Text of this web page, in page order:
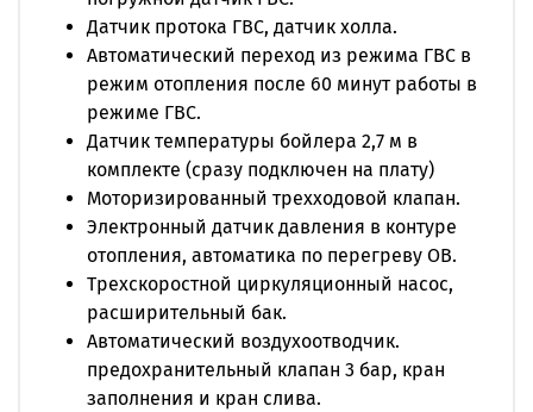
функция "Зима-Лето".
Защита от понижения давления отопительной
воды – электронная (котел будет остановлен при
падении давления теплоносителя до 0,5 бар),
защита от повышения давления отопительной
воды – механическая (предохранительно-
сбросной клапан 3 бар).
Датчик протока ГВС, датчик холла.
Автоматический переход из режима ГВС в
режим отопления после 60 минут работы в
режиме ГВС.
Датчик температуры бойлера 2,7 м в
комплекте (сразу подключен на плату)
Моторизированный трехходовой клапан.
Электронный датчик давления в контуре
отопления, автоматика по перегреву ОВ.
Трехскоростной циркуляционный насос,
расширительный бак.
Автоматический воздухоотводчик.
предохранительный клапан 3 бар, кран
заполнения и кран слива.